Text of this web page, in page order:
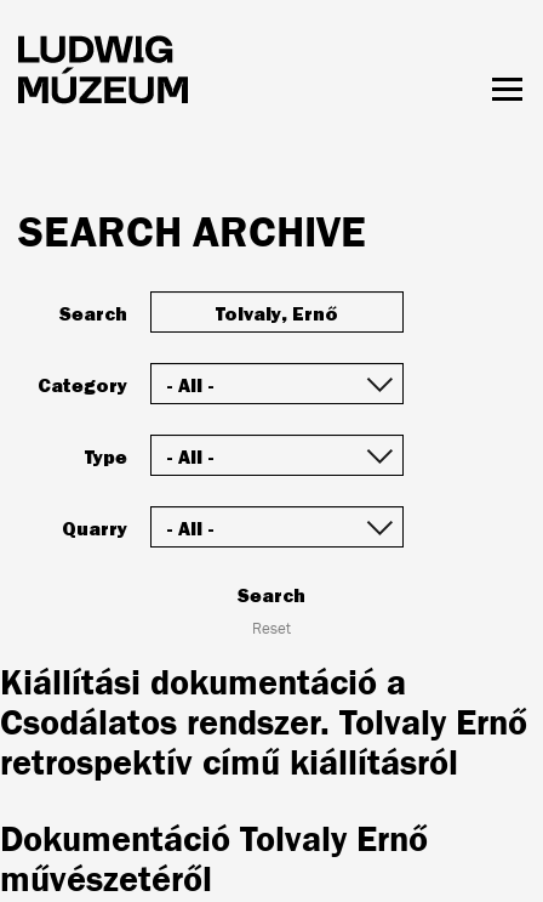
main
content
SEARCH ARCHIVE
Search
Category
Type
Quarry
Search
Reset
Kiállítási dokumentáció a
Csodálatos rendszer. Tolvaly Ernő
retrospektív című kiállításról
Dokumentáció Tolvaly Ernő
művészetéről